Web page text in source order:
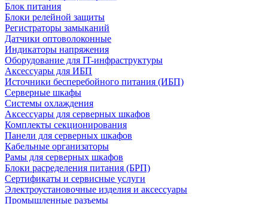
Блок питания
Блоки релейной защиты
Регистраторы замыканий
Датчики оптоволоконные
Индикаторы напряжения
Оборудование для IT-инфраструктуры
Аксессуары для ИБП
Источники бесперебойного питания (ИБП)
Серверные шкафы
Системы охлаждения
Аксессуары для серверных шкафов
Комплекты секционирования
Панели для серверных шкафов
Кабельные организаторы
Рамы для серверных шкафов
Блоки расределения питания (БРП)
Сертификаты и сервисные услуги
Электроустановочные изделия и аксессуары
Промышленные разъемы